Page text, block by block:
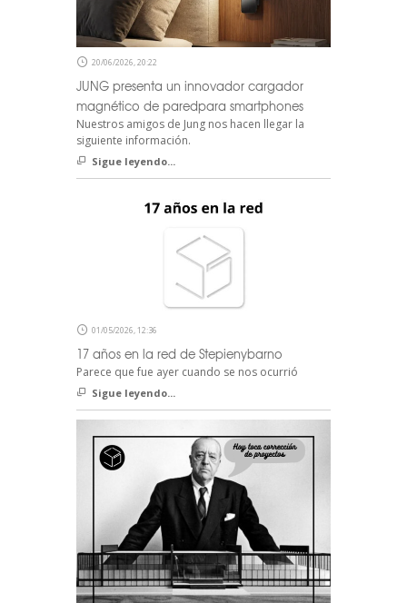
20/06/2026, 20:22
JUNG presenta un innovador cargador
magnético de paredpara smartphones
Nuestros amigos de Jung nos hacen llegar la
siguiente información.
Sigue leyendo...
01/05/2026, 12:36
17 años en la red de Stepienybarno
Parece que fue ayer cuando se nos ocurrió
Sigue leyendo...